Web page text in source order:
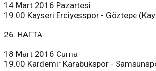
14 Mart 2016 Pazartesi
19.00 Kayseri Erciyesspor - Göztepe
26. HAFTA
18 Mart 2016 Cuma
19.00 Kardemir Karabükspor -